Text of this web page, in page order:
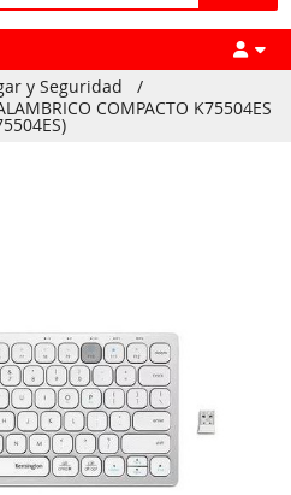
y Seguridad
/
COMPACTO K75504ES